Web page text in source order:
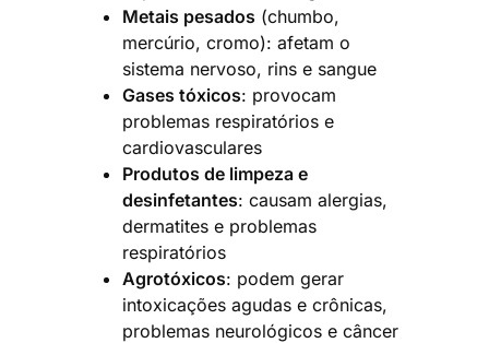
Metais pesados (chumbo,
mercúrio, cromo): afetam o
sistema nervoso, rins e sangue
Gases tóxicos: provocam
problemas respiratórios e
cardiovasculares
Produtos de limpeza e
desinfetantes: causam alergias,
dermatites e problemas
respiratórios
Agrotóxicos: podem gerar
intoxicações agudas e crônicas,
problemas neurológicos e câncer